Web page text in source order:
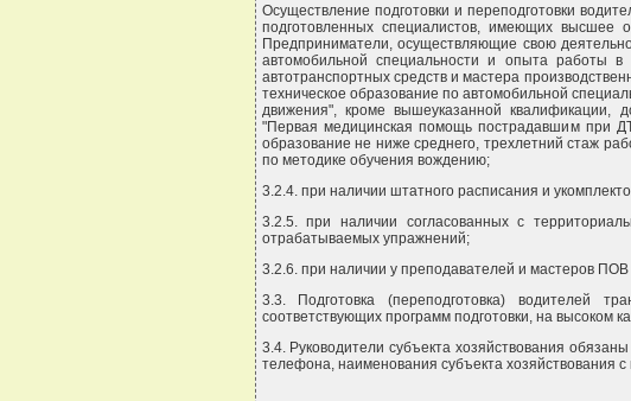
Осуществление подготовки и переподготовки
подготовленных специалистов, имеющих высшее
Предприниматели, осуществляющие свою
автомобильной специальности и опыта работы
автотранспортных средств и мастера
техническое образование по автомобильной
движения", кроме вышеуказанной квалификации,
"Первая медицинская помощь пострадавшим при
образование не ниже среднего, трехлетний стаж
по методике обучения вождению;
3.2.4. при наличии штатного расписания и
3.2.5. при наличии согласованных с
отрабатываемых упражнений;
3.2.6. при наличии у преподавателей и мастеров
3.3. Подготовка (переподготовка) водителей
соответствующих программ подготовки, на высоком
3.4. Руководители субъекта хозяйствования
телефона, наименования субъекта хозяйствования